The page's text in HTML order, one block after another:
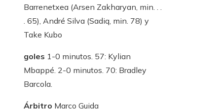
Barrenetxea (Arsen Zakharyan, min. . .
. 65), André Silva (Sadiq, min. 78) y
Take Kubo
goles 1-0 minutos. 57: Kylian
Mbappé. 2-0 minutos. 70: Bradley
Barcola.
Árbitro Marco Guida